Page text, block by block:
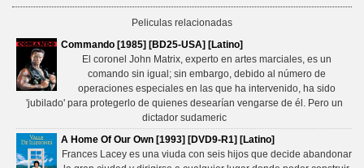
Peliculas relacionadas
Commando [1985] [BD25-USA] [Latino]
El coronel John Matrix, experto en artes marciales, es un
comando sin igual; sin embargo, debido al número de
operaciones especiales en las que ha intervenido, ha sido
'jubilado' para protegerlo de quienes desearían vengarse de él. Pero un
dictador sudameric
A Home Of Our Own [1993] [DVD9-R1] [Latino]
Frances Lacey es una viuda con seis hijos que decide abandonar